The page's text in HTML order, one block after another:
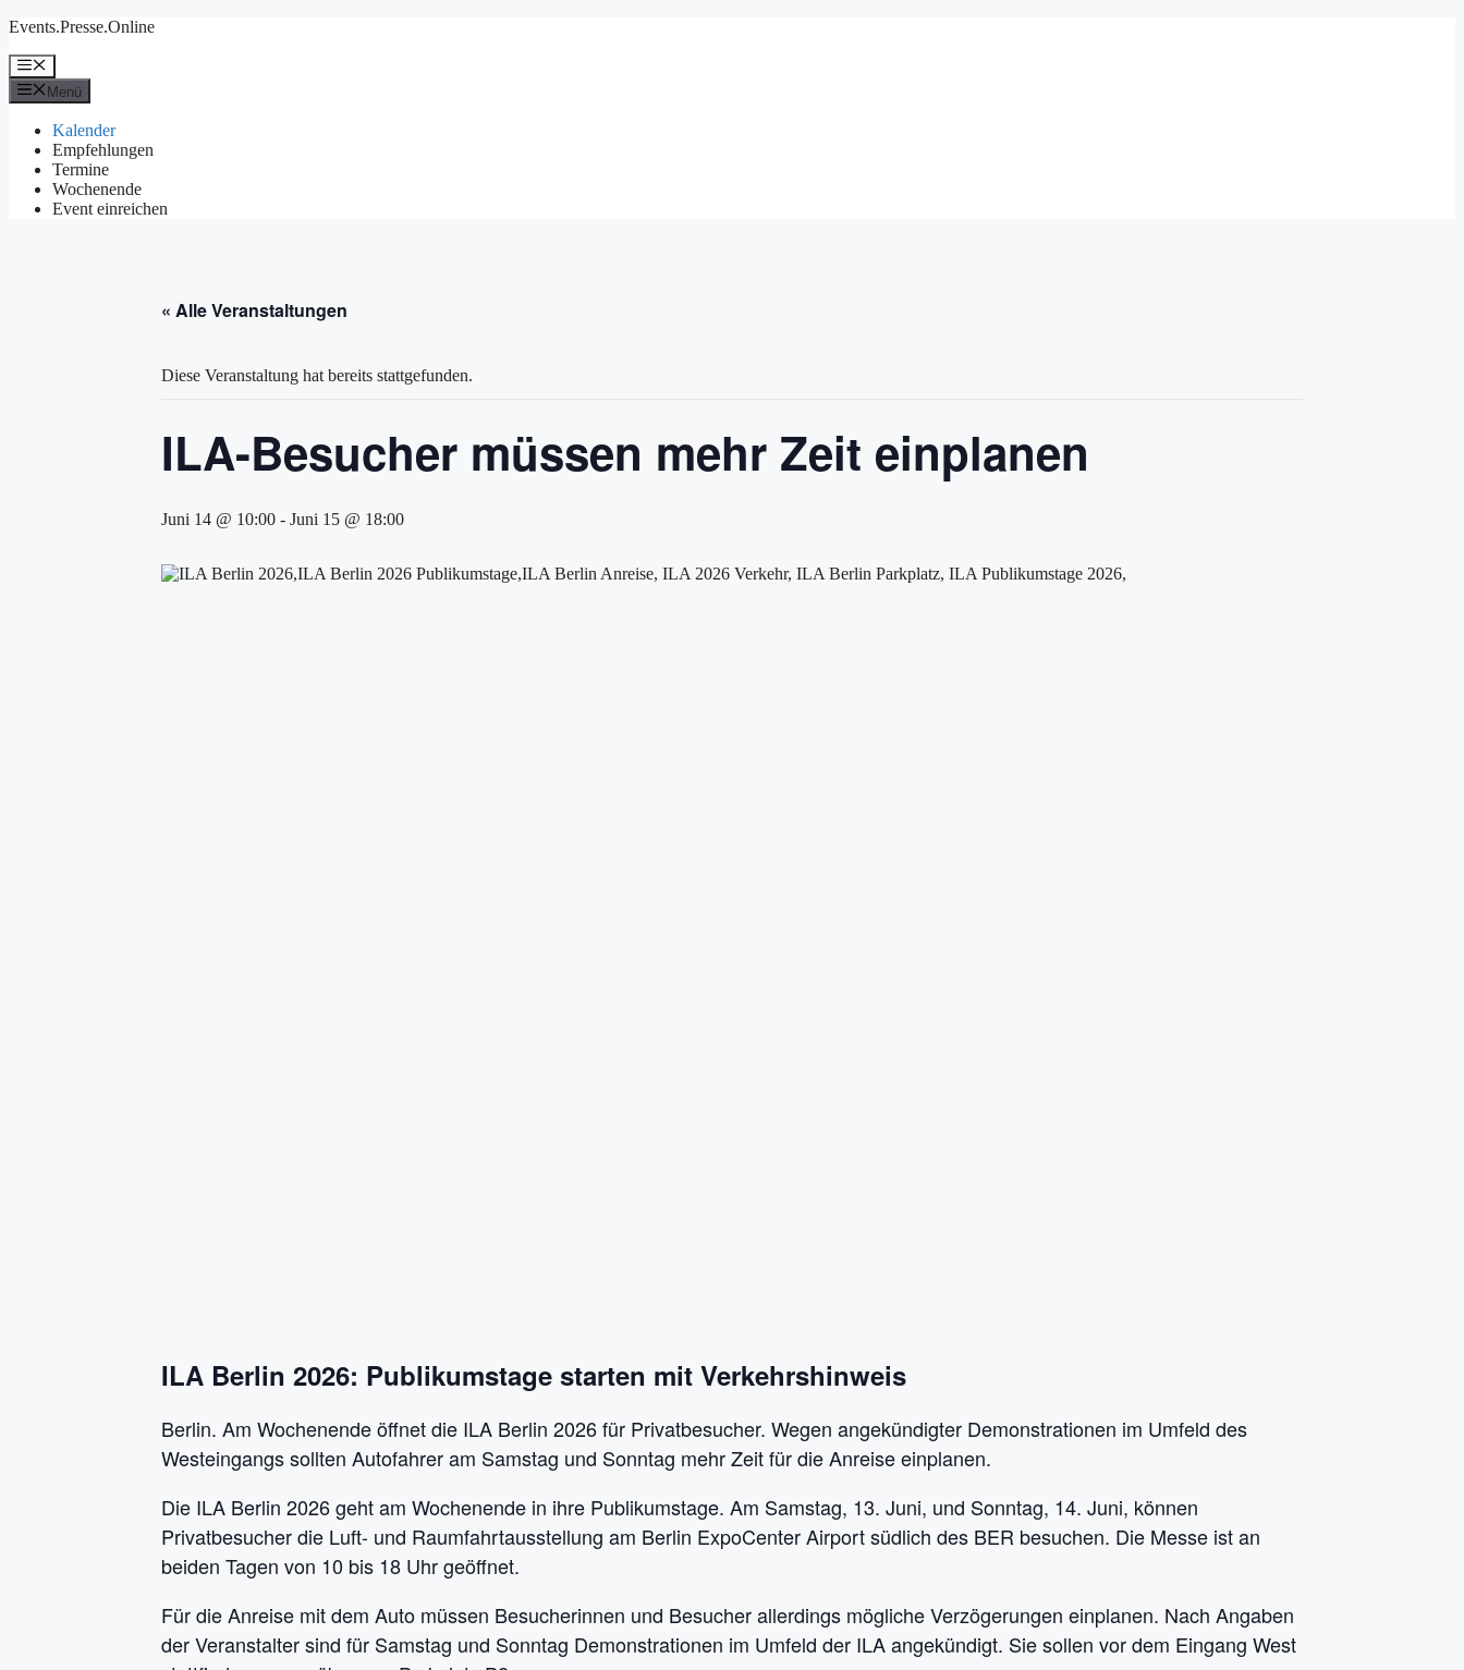
Zum
springen
Events.Presse.Online
Menü
Menü
Kalender
Empfehlungen
Termine
Wochenende
Event einreichen
« Alle Veranstaltungen
Diese Veranstaltung hat bereits stattgefunden.
ILA-Besucher müssen mehr Zeit einplanen
Juni 14 @ 10:00 - Juni 15 @ 18:00
ILA Berlin 2026: Publikumstage starten mit Verkehrshinweis
Berlin. Am Wochenende öffnet die ILA Berlin 2026 für Privatbesucher. Wegen angekündigter Demonstrationen im Umfeld des
Westeingangs sollten Autofahrer am Samstag und Sonntag mehr Zeit für die Anreise einplanen.
Die ILA Berlin 2026 geht am Wochenende in ihre Publikumstage. Am Samstag, 13. Juni, und Sonntag, 14. Juni, können
Privatbesucher die Luft- und Raumfahrtausstellung am Berlin ExpoCenter Airport südlich des BER besuchen. Die Messe ist an
beiden Tagen von 10 bis 18 Uhr geöffnet.
Für die Anreise mit dem Auto müssen Besucherinnen und Besucher allerdings mögliche Verzögerungen einplanen. Nach Angaben
der Veranstalter sind für Samstag und Sonntag Demonstrationen im Umfeld der ILA angekündigt. Sie sollen vor dem Eingang West